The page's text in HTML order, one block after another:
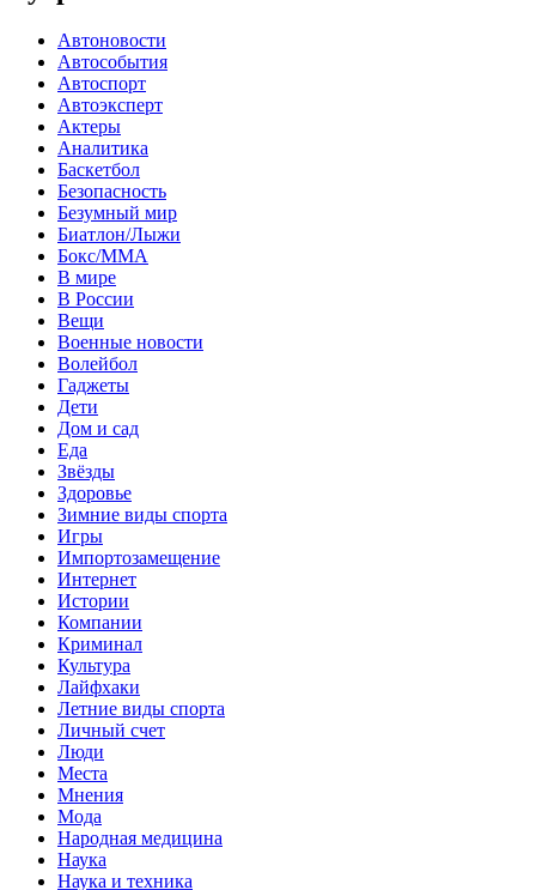
Автоновости
Автособытия
Автоспорт
Автоэксперт
Актеры
Аналитика
Баскетбол
Безопасность
Безумный мир
Биатлон/Лыжи
Бокс/MMA
В мире
В России
Вещи
Военные новости
Волейбол
Гаджеты
Дети
Дом и сад
Еда
Звёзды
Здоровье
Зимние виды спорта
Игры
Импортозамещение
Интернет
Истории
Компании
Криминал
Культура
Лайфхаки
Летние виды спорта
Личный счет
Люди
Места
Мнения
Мода
Народная медицина
Наука
Наука и техника